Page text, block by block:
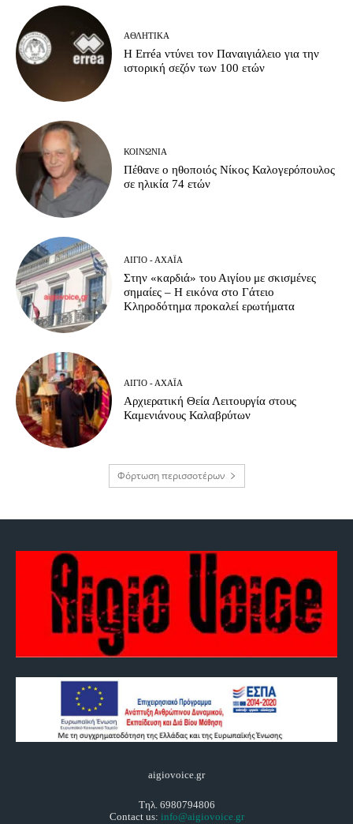
ΑΘΛΗΤΙΚΆ
Η Erréa ντύνει τον Παναιγιάλειο για την
ιστορική σεζόν των 100 ετών
ΚΟΙΝΩΝΊΑ
Πέθανε ο ηθοποιός Νίκος Καλογερόπουλος
σε ηλικία 74 ετών
ΑΊΓΙΟ - ΑΧΑΪ́Α
Στην «καρδιά» του Αιγίου με σκισμένες
σημαίες – Η εικόνα στο Γάτειο
Κληροδότημα προκαλεί ερωτήματα
ΑΊΓΙΟ - ΑΧΑΪ́Α
Αρχιερατική Θεία Λειτουργία στους
Καμενιάνους Καλαβρύτων
Φόρτωση περισσοτέρων
aigiovoice.gr
Τηλ. 6980794806
Contact us: info@aigiovoice.gr